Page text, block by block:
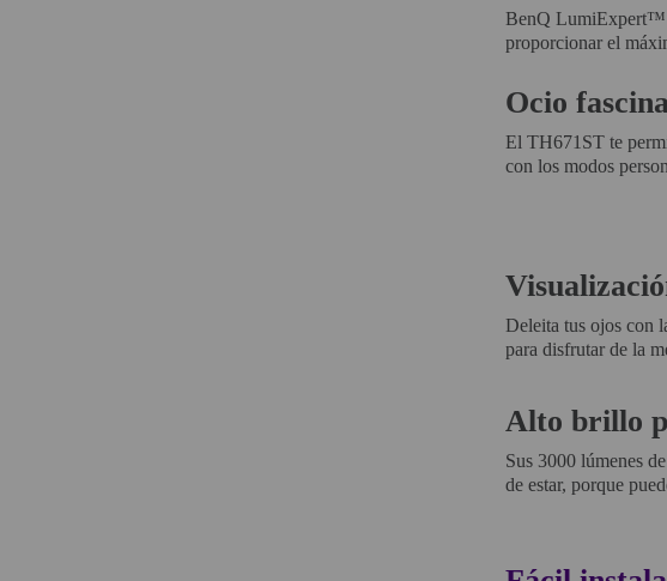
BenQ LumiExpert™
proporcionar el
Ocio
El TH671ST te
con los modos
Deleita tus ojos con
para disfrutar de la
Alto brillo
Sus 3000 lúmenes
de estar, porque